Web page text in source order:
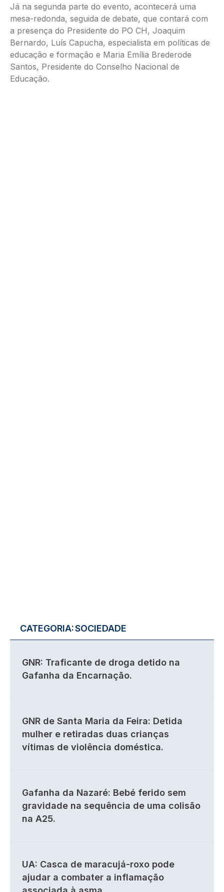
Já na segunda parte do evento, acontecerá uma
mesa-redonda, seguida de debate, que contará com
a presença do Presidente do PO CH, Joaquim
Bernardo, Luís Capucha, especialista em políticas de
educação e formação e Maria Emília Brederode
Santos, Presidente do Conselho Nacional de
Educação.
CATEGORIA:SOCIEDADE
GNR: Traficante de droga detido na
Gafanha da Encarnação.
GNR de Santa Maria da Feira: Detida
mulher e retiradas duas crianças
vítimas de violência doméstica.
Gafanha da Nazaré: Bebé ferido sem
gravidade na sequência de uma colisão
na A25.
UA: Casca de maracujá-roxo pode
ajudar a combater a inflamação